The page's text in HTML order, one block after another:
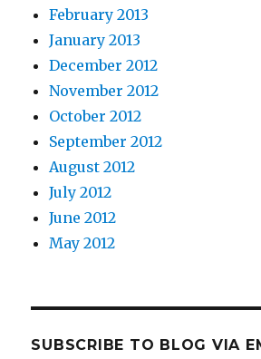
February 2013
January 2013
December 2012
November 2012
October 2012
September 2012
August 2012
July 2012
June 2012
May 2012
SUBSCRIBE TO BLOG VIA